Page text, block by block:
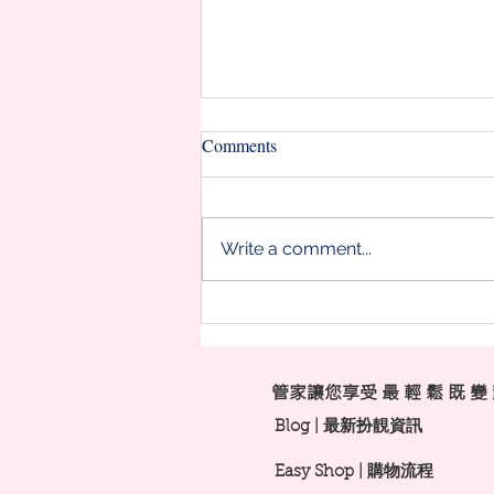
Comments
Write a comment...
管家讓您享受 最 輕 鬆 既 變
Blog | 最新扮靚資訊
Easy Shop | 購物流程